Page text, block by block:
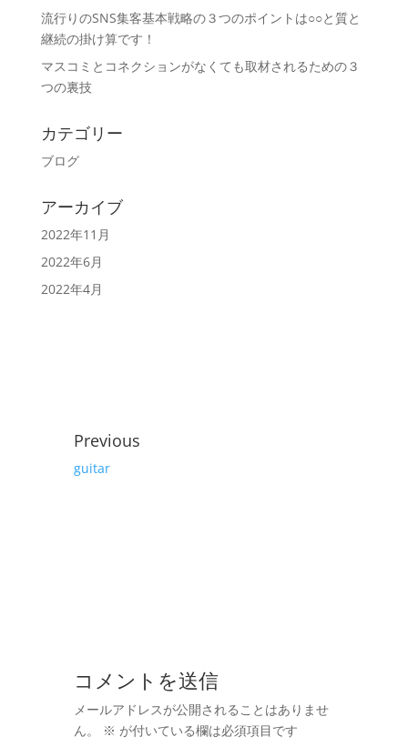
流行りのSNS集客基本戦略の３つのポイントは○○と質と
継続の掛け算です！
マスコミとコネクションがなくても取材されるための３
つの裏技
カテゴリー
ブログ
アーカイブ
2022年11月
2022年6月
2022年4月
Previous
guitar
コメントを送信
メールアドレスが公開されることはありませ
ん。
※ が付いている欄は必須項目です